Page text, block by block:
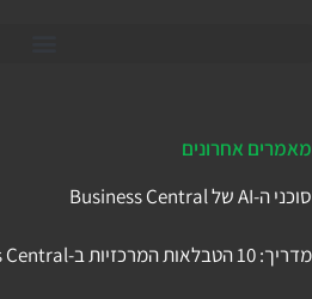
מאמרים אחרונים
סוכני ה-AI של Business Central
מדריך: 10 הטבלאות המרכזיות ב-Microsoft Business Central